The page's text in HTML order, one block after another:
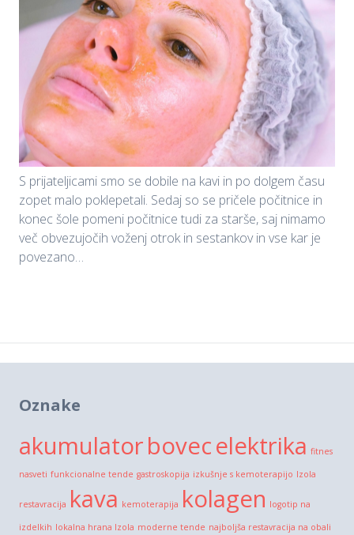
S prijateljicami smo se dobile na kavi in po dolgem času
zopet malo poklepetali. Sedaj so se pričele počitnice in
konec šole pomeni počitnice tudi za starše, saj nimamo
več obvezujočih voženj otrok in sestankov in vse kar je
povezano…
Oznake
akumulatorbovecelektrika fitnes
nasveti funkcionalne tende gastroskopija izkušnje s kemoterapijo Izola
restavracija kava kemoterapija kolagen logotip na
izdelkih lokalna hrana Izola moderne tende najboljša restavracija na obali